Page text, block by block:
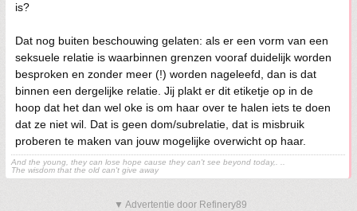
is?
Dat nog buiten beschouwing gelaten: als er een vorm van een
seksuele relatie is waarbinnen grenzen vooraf duidelijk worden
besproken en zonder meer (!) worden nageleefd, dan is dat
binnen een dergelijke relatie. Jij plakt er dit etiketje op in de
hoop dat het dan wel oke is om haar over te halen iets te doen
dat ze niet wil. Dat is geen dom/subrelatie, dat is misbruik
proberen te maken van jouw mogelijke overwicht op haar.
And the young, they can lose hope cause they can't see beyond today,. ..
The wisdom that the old can't give away
▼ Advertentie door Refinery89